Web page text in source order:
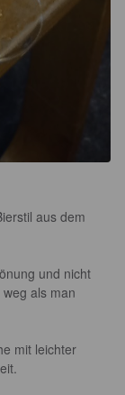
aus dem
und nicht
als man
mit leichter